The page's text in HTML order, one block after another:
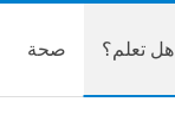
هل تعلم؟ صحة